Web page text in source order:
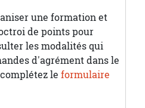
une formation et
de points pour
les modalités qui
d'agrément dans le
le formulaire